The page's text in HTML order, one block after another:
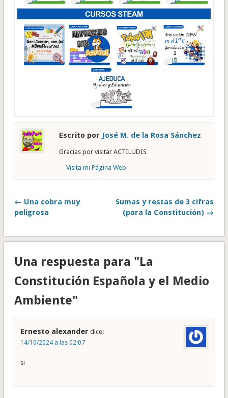
Escrito por José M. de la Rosa Sánchez
Gracias por visitar ACTILUDIS
Visita mi Página Web
← Una cobra muy
peligrosa
Sumas y restas de 3 cifras
(para la Constitución) →
Una respuesta para "La
Constitución Española y el Medio
Ambiente"
Ernesto alexander dice:
14/10/2024 a las 02:07
si